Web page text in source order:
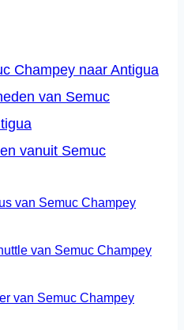
Champey naar Antigua
van Semuc
vanuit Semuc
van Semuc Champey
van Semuc Champey
van Semuc Champey